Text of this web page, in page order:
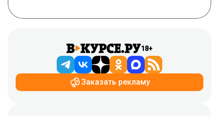
18+
Заказать рекламу